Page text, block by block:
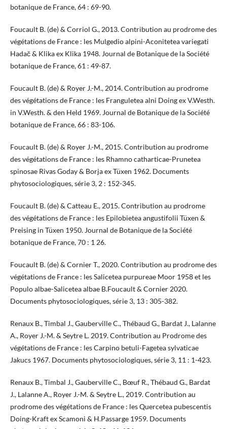
botanique de France, 64 : 69-90.
Foucault B. (de) & Corriol G., 2013. Contribution au prodrome des
végétations de France : les Mulgedio alpini-Aconitetea variegati
Hadač & Klika ex Klika 1948. Journal de Botanique de la Société
botanique de France, 61 : 49-87.
Foucault B. (de) & Royer J.-M., 2014. Contribution au prodrome
des végétations de France : les Franguletea alni Doing ex V.Westh.
in V.Westh. & den Held 1969. Journal de Botanique de la Société
botanique de France, 66 : 83-106.
Foucault B. (de) & Royer J.-M., 2015. Contribution au prodrome
des végétations de France : les Rhamno catharticae-Prunetea
spinosae Rivas Goday & Borja ex Tüxen 1962. Documents
phytosociologiques, série 3, 2 : 152-345.
Foucault B. (de) & Catteau E., 2015. Contribution au prodrome
des végétations de France : les Epilobietea angustifolii Tüxen &
Preising in Tüxen 1950. Journal de Botanique de la Société
botanique de France, 70 : 1 26.
Foucault B. (de) & Cornier T., 2020. Contribution au prodrome des
végétations de France : les Salicetea purpureae Moor 1958 et les
Populo albae-Salicetea albae B.Foucault & Cornier 2020.
Documents phytosociologiques, série 3, 13 : 305-382.
Renaux B., Timbal J., Gauberville C., Thébaud G., Bardat J., Lalanne
A., Royer J.-M. & Seytre L. 2019. Contribution au Prodrome des
végétations de France : les Carpino betuli-Fagetea sylvaticae
Jakucs 1967. Documents phytosociologiques, série 3, 11 : 1-423.
Renaux B., Timbal J., Gauberville C., Bœuf R., Thébaud G., Bardat
J., Lalanne A., Royer J.-M. & Seytre L., 2019. Contribution au
prodrome des végétations de France : les Quercetea pubescentis
Doing-Kraft ex Scamoni & H.Passarge 1959. Documents